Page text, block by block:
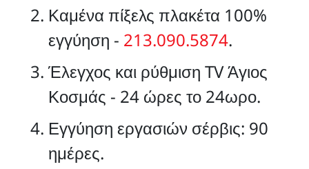
Καμένα πίξελς πλακέτα 100%
εγγύηση - 213.090.5874.
Έλεγχος και ρύθμιση TV Άγιος
Κοσμάς - 24 ώρες το 24ωρο.
Εγγύηση εργασιών σέρβις: 90
ημέρες.